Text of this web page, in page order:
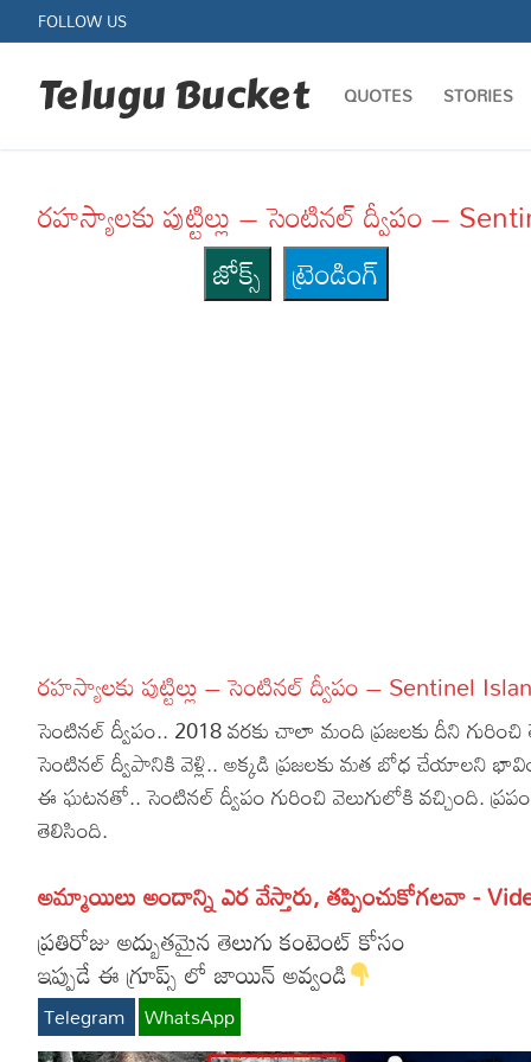
to
content
FOLLOW US
Telugu Bucket QUOTES STORIES
Poetry
Lyrics
Reviews
Articles
Facts
రహస్యాలకు పుట్టిల్లు – సెంటినల్ ద్వీపం –
జోక్స్
ట్రెండింగ్
రహస్యాలకు పుట్టిల్లు – సెంటినల్ ద్వీపం – Sentinel
సెంటినల్ ద్వీపం.. 2018 వరకు చాలా మంది ప్రజలకు దీని
సెంటినల్ ద్వీపానికి వెళ్లి.. అక్కడి ప్రజలకు మత బోధ చేయాలని
ఈ ఘటనతో.. సెంటినల్ ద్వీపం గురించి వెలుగులోకి వచ్చింది.
తెలిసింది.
అమ్మాయిలు అందాన్ని ఎర వేస్తారు, తప్పించుకోగలవా -
ప్రతిరోజు అద్బుతమైన తెలుగు కంటెంట్ కోసం
ఇప్పుడే ఈ గ్రూప్స్ లో జాయిన్ అవ్వండి
Telegram WhatsApp